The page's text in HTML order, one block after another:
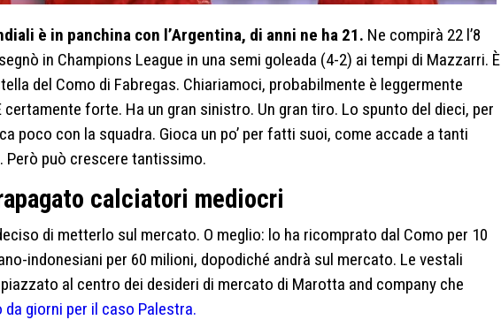
è in panchina con l’Argentina, di anni ne ha 21. Ne compirà 22 l’8
in Champions League in una semi goleada (4-2) ai tempi di Mazzarri. È
del Como di Fabregas. Chiariamoci, probabilmente è leggermente
forte. Ha un gran sinistro. Un gran tiro. Lo spunto del dieci, per
poco con la squadra. Gioca un po’ per fatti suoi, come accade a tanti
può crescere tantissimo.
calciatori mediocri
di metterlo sul mercato. O meglio: lo ha ricomprato dal Como per 10
indonesiani per 60 milioni, dopodiché andrà sul mercato. Le vestali
al centro dei desideri di mercato di Marotta and company che
giorni per il caso Palestra.